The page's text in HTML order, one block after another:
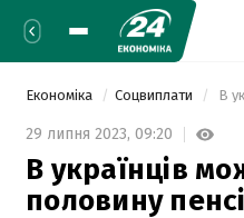
Економіка Соцвиплати
29 липня 2023, 09:20
В українців
половину